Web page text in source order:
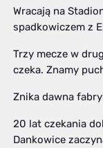
Wracają na
spadkowiczem z
Trzy mecze w
czeka. Znamy
Znika dawna
20 lat czekania
Dankowice